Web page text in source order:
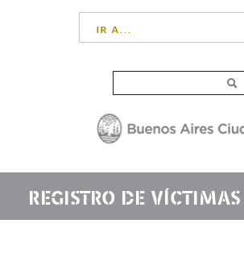
ir a...
REGISTRO DE VÍCTIMAS